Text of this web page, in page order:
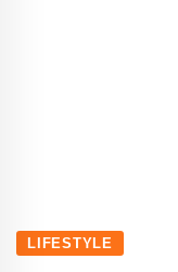
LIFESTYLE